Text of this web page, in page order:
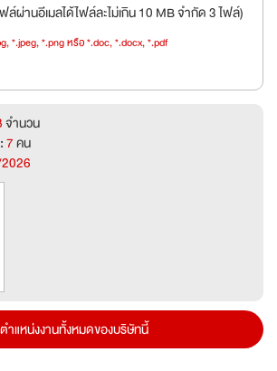
ล์ผ่านอีเมลได้ไฟล์ละไม่เกิน 10 MB จำกัด 3 ไฟล์)
*.jpeg, *.png หรือ *.doc, *.docx, *.pdf
จำนวน
7คน
ตำแหน่งงานทั้งหมดของบริษัทนี้